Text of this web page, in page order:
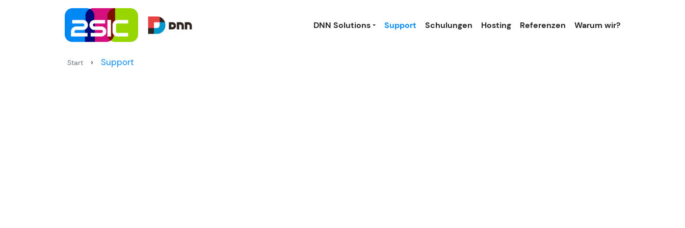
Zum Inhalt springen
DNN Solutions Support Schulungen Hosting Referenzen Warum wir?
Start › Support